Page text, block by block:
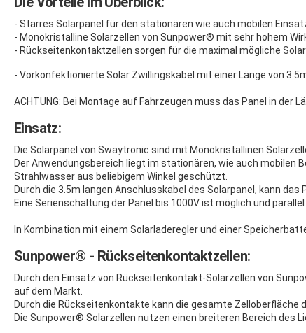
- Starres Solarpanel für den stationären wie auch mobilen
- Monokristalline Solarzellen von Sunpower® mit sehr hohem
- Rückseitenkontaktzellen sorgen für die maximal mögliche
- Vorkonfektionierte Solar Zwillingskabel mit einer Länge von
ACHTUNG: Bei Montage auf Fahrzeugen muss das Panel in
Einsatz:
Die Solarpanel von Swaytronic sind mit Monokristallinen
Der Anwendungsbereich liegt im stationären, wie auch mobilen
Strahlwasser aus beliebigem Winkel geschützt.
Durch die 3.5m langen Anschlusskabel des Solarpanel, kann
Eine Serienschaltung der Panel bis 1000V ist möglich und
In Kombination mit einem Solarladeregler und einer
Sunpower® - Rückseitenkontaktzellen:
Durch den Einsatz von Rückseitenkontakt-Solarzellen von
auf dem Markt.
Durch die Rückseitenkontakte kann die gesamte
Die Sunpower® Solarzellen nutzen einen breiteren Bereich des